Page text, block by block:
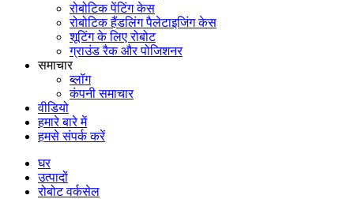
रोबोटिक पेंटिंग केस
रोबोटिक हैंडलिंग पैलेटाइजिंग केस
शूटिंग के लिए रोबोट
ग्राउंड रैक और पोजिशनर
समाचार
ब्लॉग
कंपनी समाचार
वीडियो
हमारे बारे में
हमसे संपर्क करें
घर
उत्पादों
रोबोट वर्कसेल